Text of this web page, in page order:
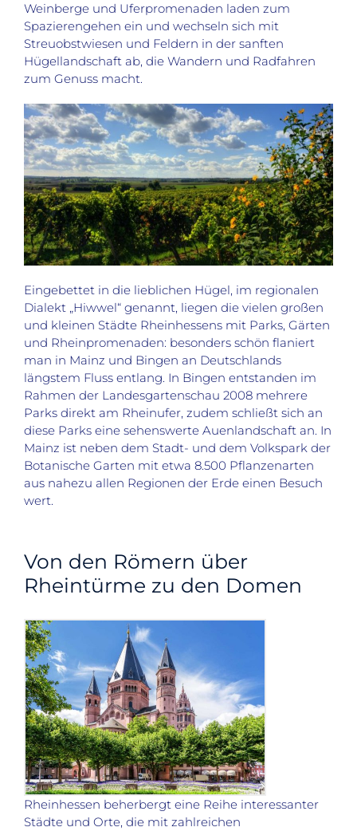
Weinberge und Uferpromenaden laden zum
Spazierengehen ein und wechseln sich mit
Streuobstwiesen und Feldern in der sanften
Hügellandschaft ab, die Wandern und Radfahren
zum Genuss macht.
Eingebettet in die lieblichen Hügel, im regionalen
Dialekt „Hiwwel“ genannt, liegen die vielen großen
und kleinen Städte Rheinhessens mit Parks, Gärten
und Rheinpromenaden: besonders schön flaniert
man in Mainz und Bingen an Deutschlands
längstem Fluss entlang. In Bingen entstanden im
Rahmen der Landesgartenschau 2008 mehrere
Parks direkt am Rheinufer, zudem schließt sich an
diese Parks eine sehenswerte Auenlandschaft an. In
Mainz ist neben dem Stadt- und dem Volkspark der
Botanische Garten mit etwa 8.500 Pflanzenarten
aus nahezu allen Regionen der Erde einen Besuch
wert.
Von den Römern über
Rheintürme zu den Domen
Rheinhessen beherbergt eine Reihe interessanter
Städte und Orte, die mit zahlreichen